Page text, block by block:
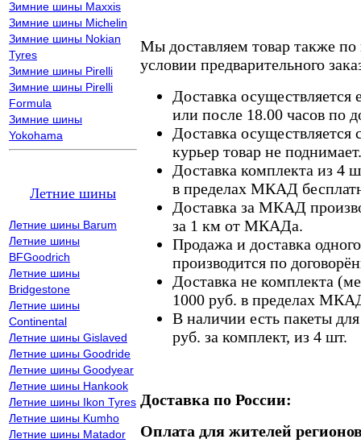
Зимние шины Maxxis
Зимние шины Michelin
Зимние шины Nokian
Tyres
Зимние шины Pirelli
Зимние шины Pirelli
Formula
Зимние шины
Yokohama
Летние шины
Летние шины Barum
Летние шины
BFGoodrich
Летние шины
Bridgestone
Летние шины
Continental
Летние шины Gislaved
Летние шины Goodride
Летние шины Goodyear
Летние шины Hankook
Летние шины Ikon Tyres
Летние шины Kumho
Летние шины Matador
Мы доставляем товар также
условии предварительного
Доставка осуществляется
или после 18.00 часов по
Доставка осуществляется
курьер товар не поднимает.
Доставка комплекта из 4
в пределах МКАД
Доставка за МКАД
за 1 км от МКАДа.
Продажа и доставка
производится по
Доставка не комплекта
1000 руб. в пределах
В наличии есть пакеты
руб. за комплект, из 4 шт.
Доставка по России:
Оплата для жителей